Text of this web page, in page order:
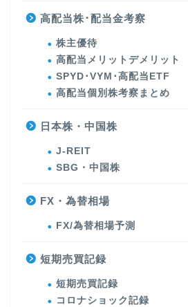
高配当株･配当金考察
株主優待
高配当メリットデメリット
SPYD･VYM･高配当ETF
高配当個別株考察まとめ
日本株・中国株
J-REIT
SBG・中国株
FX・為替相場
FX/為替相場予測
短期売買記録
短期売買記録
コロナショック記録